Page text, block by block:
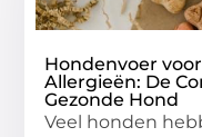
Hondenvoer
Allergieën: De
Gezonde Hond
Veel honden